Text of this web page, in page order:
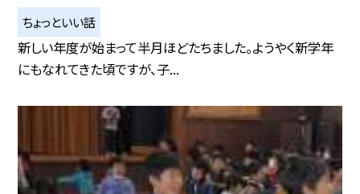
ちょっといい話
新しい年度が始まって半月ほどたちました。ようやく新学年
にもなれてきた頃ですが、子...